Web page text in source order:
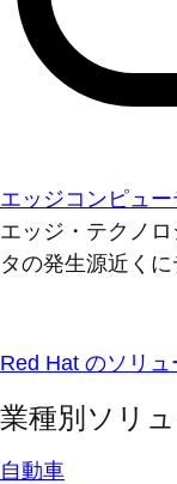
エッジコンピュ
エッジ・テクノ
タの発生源近くに
Red Hat のソリ
業種別ソリ
自動車